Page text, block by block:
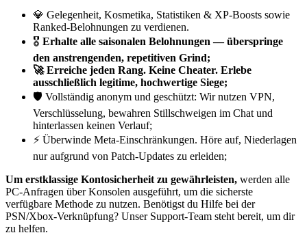
💎 Gelegenheit, Kosmetika, Statistiken & XP-Boosts sowie
Ranked-Belohnungen zu verdienen.
🎖️ Erhalte alle saisonalen Belohnungen — überspringe
den anstrengenden, repetitiven Grind;
🚀 Erreiche jeden Rang. Keine Cheater. Erlebe
ausschließlich legitime, hochwertige Siege;
🛡️ Vollständig anonym und geschützt: Wir nutzen VPN,
Verschlüsselung, bewahren Stillschweigen im Chat und
hinterlassen keinen Verlauf;
⚡ Überwinde Meta-Einschränkungen. Höre auf, Niederlagen
nur aufgrund von Patch-Updates zu erleiden;
Um erstklassige Kontosicherheit zu gewährleisten, werden alle
PC-Anfragen über Konsolen ausgeführt, um die sicherste
verfügbare Methode zu nutzen. Benötigst du Hilfe bei der
PSN/Xbox-Verknüpfung? Unser Support-Team steht bereit, um dir
zu helfen.